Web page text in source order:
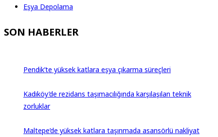
Eşya Depolama
SON HABERLER
Pendik’te yüksek katlara eşya çıkarma süreçleri
Kadıköy’de rezidans taşımacılığında karşılaşılan teknik
zorluklar
Maltepe’de yüksek katlara taşınmada asansörlü nakliyat